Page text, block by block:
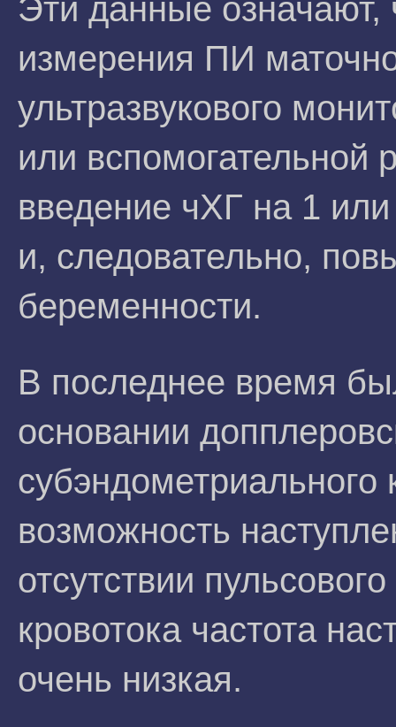
Эти данные означают,
измерения ПИ
ультразвукового
или вспомогательной
введение чХГ на 1
и, следовательно,
беременности.
В последнее время
основании
возможность
отсутствии
кровотока частота
очень низкая.